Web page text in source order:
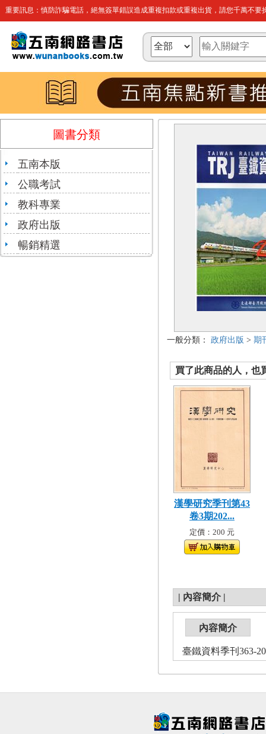
重要訊息：慎防詐騙電話，絕無簽單錯誤造成重複扣款或重複出貨，請您千萬不要
圖書分類
五南本版
公職考試
教科專業
政府出版
暢銷精選
一般分類： 政府出版 > 期
買了此商品的人，也
漢學研究季刊第43
卷3期202...
定價：200 元
| 內容簡介 |
內容簡介
臺鐵資料季刊363-